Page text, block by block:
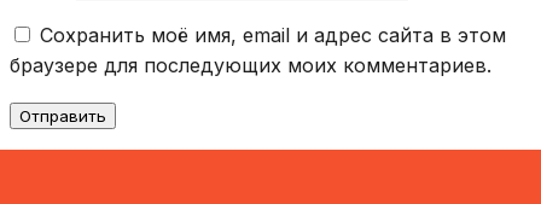
Сохранить моё имя, email и адрес сайта в этом
браузере для последующих моих комментариев.